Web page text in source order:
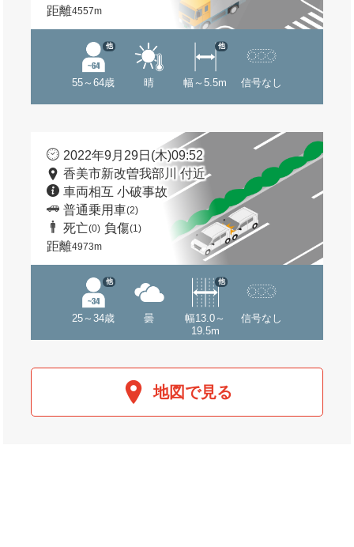
距離4557m
55～64歳
他
晴 幅～5.5m
他
信号なし
2022年9月29日(木)09:52
香美市新改曽我部川 付近
車両相互 小破事故
普通乗用車(2)
死亡(0) 負傷(1)
距離4973m
25～34歳
他
曇
幅13.0～
19.5m
他
信号なし
地図で見る